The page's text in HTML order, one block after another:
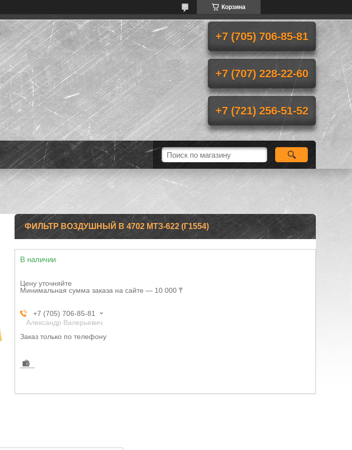
Корзина
+7 (705) 706-85-81
+7 (707) 228-22-60
+7 (721) 256-51-52
ФИЛЬТР ВОЗДУШНЫЙ В 4702 МТЗ-622 (Г1554)
В наличии
Цену уточняйте
Минимальная сумма заказа на сайте — 10 000 ₸
+7 (705) 706-85-81
Александр Валерьевич
Заказ только по телефону